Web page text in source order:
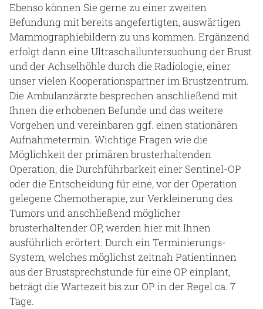
Ebenso können Sie gerne zu einer zweiten
Befundung mit bereits angefertigten, auswärtigen
Mammographiebildern zu uns kommen. Ergänzend
erfolgt dann eine Ultraschalluntersuchung der Brust
und der Achselhöhle durch die Radiologie, einer
unser vielen Kooperationspartner im Brustzentrum.
Die Ambulanzärzte besprechen anschließend mit
Ihnen die erhobenen Befunde und das weitere
Vorgehen und vereinbaren ggf. einen stationären
Aufnahmetermin. Wichtige Fragen wie die
Möglichkeit der primären brusterhaltenden
Operation, die Durchführbarkeit einer Sentinel-OP
oder die Entscheidung für eine, vor der Operation
gelegene Chemotherapie, zur Verkleinerung des
Tumors und anschließend möglicher
brusterhaltender OP, werden hier mit Ihnen
ausführlich erörtert. Durch ein Terminierungs-
System, welches möglichst zeitnah Patientinnen
aus der Brustsprechstunde für eine OP einplant,
beträgt die Wartezeit bis zur OP in der Regel ca. 7
Tage.